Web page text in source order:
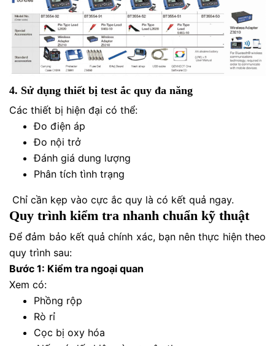
4. Sử dụng thiết bị test ắc quy đa năng
Các thiết bị hiện đại có thể:
Đo điện áp
Đo nội trở
Đánh giá dung lượng
Phân tích tình trạng
Chỉ cần kẹp vào cực ắc quy là có kết quả ngay.
Quy trình kiểm tra nhanh chuẩn kỹ thuật
Để đảm bảo kết quả chính xác, bạn nên thực hiện theo
quy trình sau:
Bước 1: Kiểm tra ngoại quan
Xem có:
Phồng rộp
Rò rỉ
Cọc bị oxy hóa